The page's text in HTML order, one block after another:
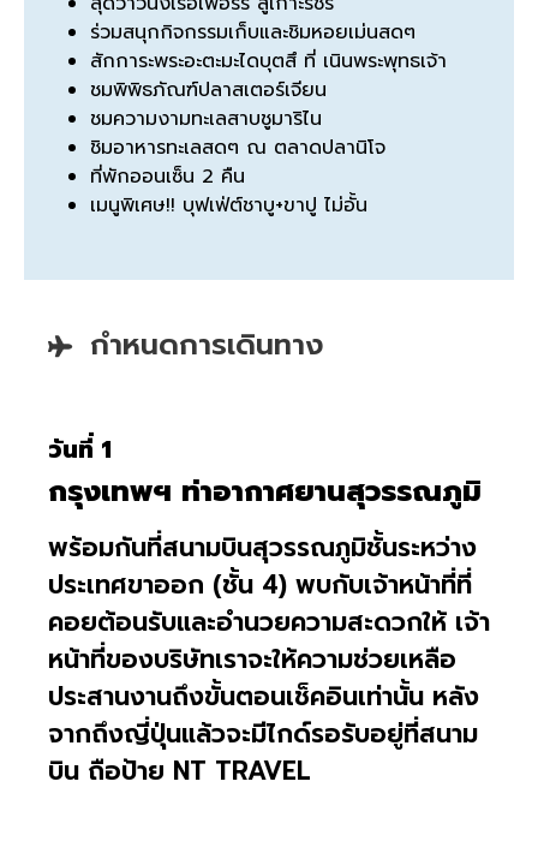
ร่วมสนุกกิจกรรมเก็บและชิมหอยเม่นสดๆ
สักการะพระอะตะมะไดบุตสึ ที่ เนินพระพุทธเจ้า
ชมพิพิธภัณฑ์ปลาสเตอร์เจียน
ชมความงามทะเลสาบชูมาริไน
ชิมอาหารทะเลสดๆ ณ ตลาดปลานิโจ
ที่พักออนเซ็น 2 คืน
เมนูพิเศษ!! บุฟเฟ่ต์ชาบู+ขาปู ไม่อั้น
กำหนดการเดินทาง
วันที่ 1
กรุงเทพฯ ท่าอากาศยานสุวรรณภูมิ
พร้อมกันที่สนามบินสุวรรณภูมิชั้นระหว่าง
ประเทศขาออก (ชั้น 4) พบกับเจ้าหน้าที่ที่
คอยต้อนรับและอำนวยความสะดวกให้ เจ้า
หน้าที่ของบริษัทเราจะให้ความช่วยเหลือ
ประสานงานถึงขั้นตอนเช็คอินเท่านั้น หลัง
จากถึงญี่ปุ่นแล้วจะมีไกด์รอรับอยู่ที่สนาม
บิน ถือป้าย NT TRAVEL